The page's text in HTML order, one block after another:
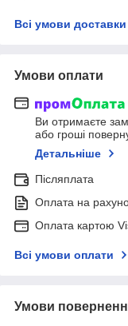
Всі умови доставки
Умови оплати
Ви отримаєте
або гроші
Детальніше
Післяплата
Оплата на
Оплата картою
Всі умови оплати
Умови